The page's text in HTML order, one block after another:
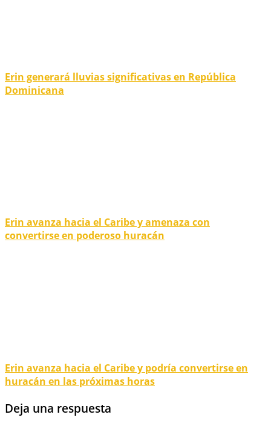
Erin generará lluvias significativas en República
Dominicana
Erin avanza hacia el Caribe y amenaza con
convertirse en poderoso huracán
Erin avanza hacia el Caribe y podría convertirse en
huracán en las próximas horas
Deja una respuesta